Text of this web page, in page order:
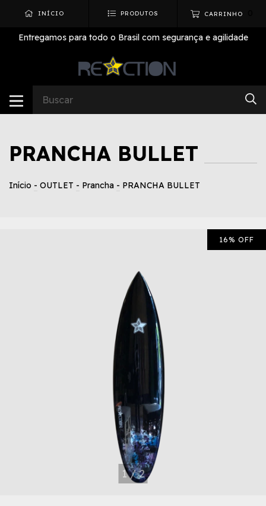
INÍCIO PRODUTOS CARRINHO
Entregamos para todo o Brasil com segurança e agilidade
PRANCHA BULLET
Início - OUTLET - Prancha - PRANCHA BULLET
16% OFF
1/2